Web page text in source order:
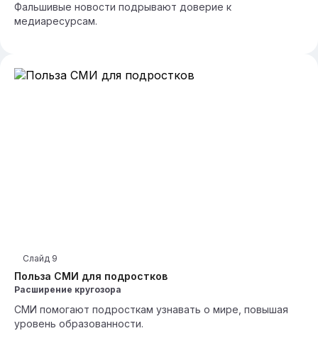
Фальшивые новости подрывают доверие к
медиаресурсам.
Польза СМИ для подростков
Слайд 9
Расширение кругозора
СМИ помогают подросткам узнавать о мире, повышая
уровень образованности.